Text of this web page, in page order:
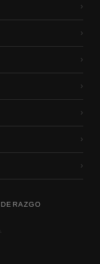
›
›
›
›
›
›
›